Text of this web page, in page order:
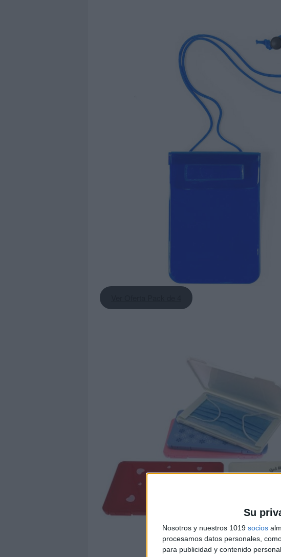
Su
Nosotros y nuestros 1019 socios
procesamos datos personales,
para publicidad y contenido